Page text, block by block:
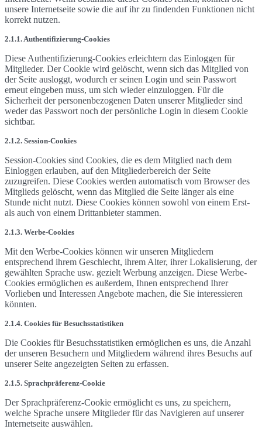
unsere Internetseite sowie die auf ihr zu findenden Funktionen nicht
korrekt nutzen.
2.1.1. Authentifizierung-Cookies
Diese Authentifizierung-Cookies erleichtern das Einloggen für
Mitglieder. Der Cookie wird gelöscht, wenn sich das Mitglied von
der Seite ausloggt, wodurch er seinen Login und sein Passwort
erneut eingeben muss, um sich wieder einzuloggen. Für die
Sicherheit der personenbezogenen Daten unserer Mitglieder sind
weder das Passwort noch der persönliche Login in diesem Cookie
sichtbar.
2.1.2. Session-Cookies
Session-Cookies sind Cookies, die es dem Mitglied nach dem
Einloggen erlauben, auf den Mitgliederbereich der Seite
zuzugreifen. Diese Cookies werden automatisch vom Browser des
Mitglieds gelöscht, wenn das Mitglied die Seite länger als eine
Stunde nicht nutzt. Diese Cookies können sowohl von einem Erst-
als auch von einem Drittanbieter stammen.
2.1.3. Werbe-Cookies
Mit den Werbe-Cookies können wir unseren Mitgliedern
entsprechend ihrem Geschlecht, ihrem Alter, ihrer Lokalisierung, der
gewählten Sprache usw. gezielt Werbung anzeigen. Diese Werbe-
Cookies ermöglichen es außerdem, Ihnen entsprechend Ihrer
Vorlieben und Interessen Angebote machen, die Sie interessieren
könnten.
2.1.4. Cookies für Besuchsstatistiken
Die Cookies für Besuchsstatistiken ermöglichen es uns, die Anzahl
der unseren Besuchern und Mitgliedern während ihres Besuchs auf
unserer Seite angezeigten Seiten zu erfassen.
2.1.5. Sprachpräferenz-Cookie
Der Sprachpräferenz-Cookie ermöglicht es uns, zu speichern,
welche Sprache unsere Mitglieder für das Navigieren auf unserer
Internetseite auswählen.